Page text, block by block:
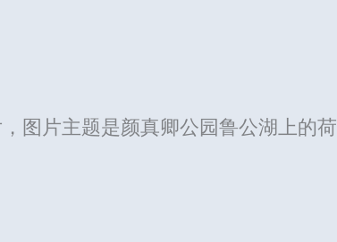
图片主题是颜真卿公园鲁公湖上的荷